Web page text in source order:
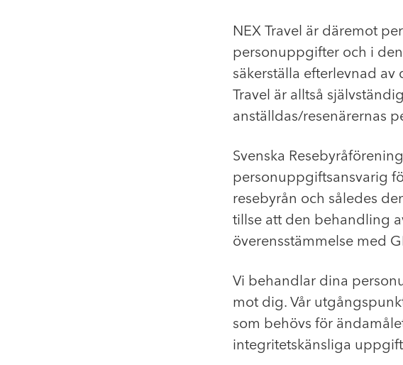
NEX Travel är däremot
personuppgifter och i
säkerställa efterlevnad
Travel är alltså
anställdas/resenärernas
Svenska
personuppgiftsansvarig
resebyrån och således
tillse att den behandling
överensstämmelse med
Vi behandlar dina
mot dig. Vår
som behövs för
integritetskänsliga